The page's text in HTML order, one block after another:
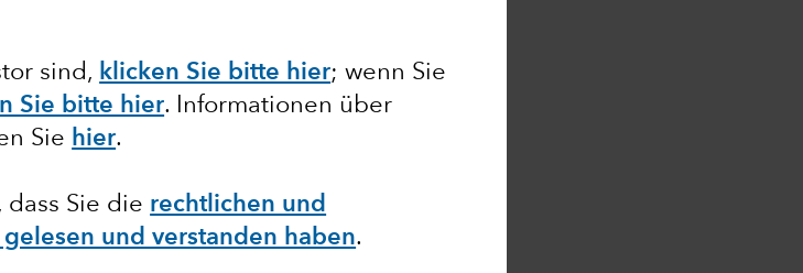
sind, klicken Sie bitte hier; wenn Sie
Sie bitte hier. Informationen über
Sie hier.
Sie die rechtlichen und
und verstanden haben.